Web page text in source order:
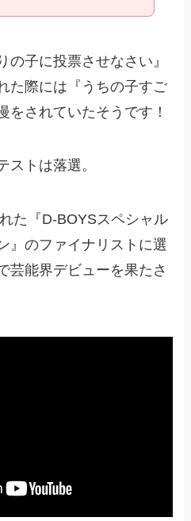
の子に投票させなさい』
た際には『うちの子すご
をされていたそうです！
ストは落選。
た『D-BOYSスペシャル
』のファイナリストに選
芸能界デビューを果たさ